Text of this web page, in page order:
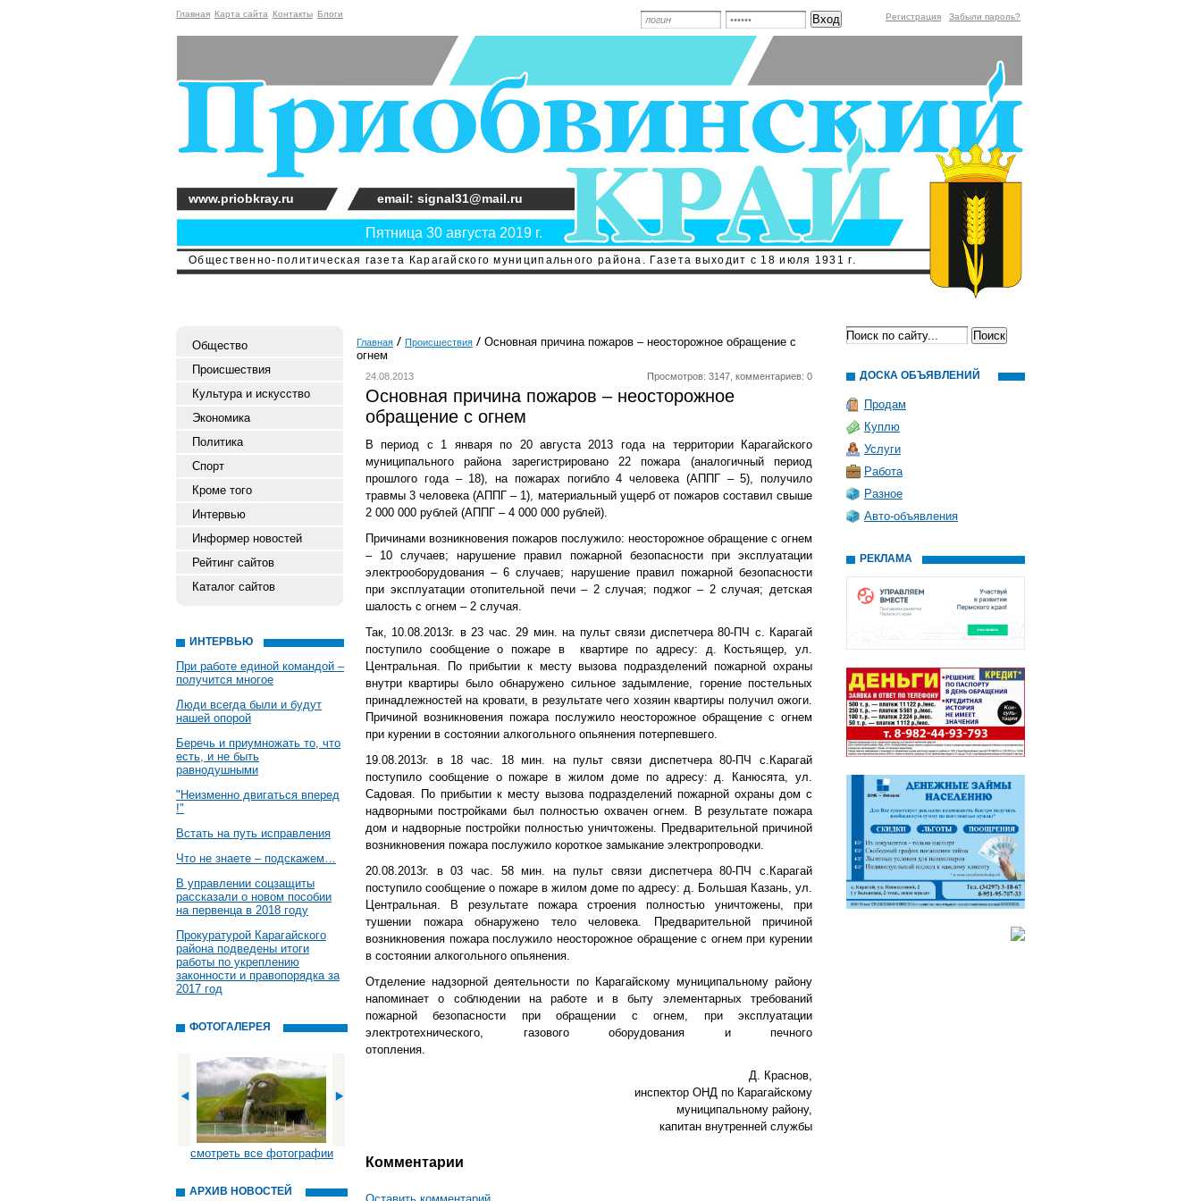
Главная Карта сайта Контакты Блоги Регистрация Забыли пароль?
Общественно-политическая газета Карагайского муниципального района. Газета выходит с 18 июля 1931 г.
Пятница 30 августа 2019 г.
www.priobkray.ru email: signal31@mail.ru
Общество
Происшествия
Культура и искусство
Экономика
Политика
Спорт
Кроме того
Интервью
Информер новостей
Рейтинг сайтов
Каталог сайтов
ИНТЕРВЬЮ
При работе единой командой –
получится многое
Люди всегда были и будут
нашей опорой
Беречь и приумножать то, что
есть, и не быть
равнодушными
"Неизменно двигаться вперед
!"
Встать на путь исправления
Что не знаете – подскажем…
В управлении соцзащиты
рассказали о новом пособии
на первенца в 2018 году
Прокуратурой Карагайского
района подведены итоги
работы по укреплению
законности и правопорядка за
2017 год
ФОТОГАЛЕРЕЯ
смотреть все фотографии
АРХИВ НОВОСТЕЙ
Главная Происшествия
Основная причина пожаров – неосторожное обращение с
огнем
24.08.2013 Просмотров: 3147, комментариев: 0
Основная причина пожаров – неосторожное
обращение с огнем
В период с 1 января по 20 августа 2013 года на территории Карагайского
муниципального района зарегистрировано 22 пожара (аналогичный период
прошлого года – 18), на пожарах погибло 4 человека (АППГ – 5), получило
травмы 3 человека (АППГ – 1), материальный ущерб от пожаров составил свыше
2 000 000 рублей (АППГ – 4 000 000 рублей).
Причинами возникновения пожаров послужило: неосторожное обращение с огнем
– 10 случаев; нарушение правил пожарной безопасности при эксплуатации
электрооборудования – 6 случаев; нарушение правил пожарной безопасности
при эксплуатации отопительной печи – 2 случая; поджог – 2 случая; детская
шалость с огнем – 2 случая.
Так, 10.08.2013г. в 23 час. 29 мин. на пульт связи диспетчера 80-ПЧ с. Карагай
поступило сообщение о пожаре в квартире по адресу: д. Костьящер, ул.
Центральная. По прибытии к месту вызова подразделений пожарной охраны
внутри квартиры было обнаружено сильное задымление, горение постельных
принадлежностей на кровати, в результате чего хозяин квартиры получил ожоги.
Причиной возникновения пожара послужило неосторожное обращение с огнем
при курении в состоянии алкогольного опьянения потерпевшего.
19.08.2013г. в 18 час. 18 мин. на пульт связи диспетчера 80-ПЧ с.Карагай
поступило сообщение о пожаре в жилом доме по адресу: д. Канюсята, ул.
Садовая. По прибытии к месту вызова подразделений пожарной охраны дом с
надворными постройками был полностью охвачен огнем. В результате пожара
дом и надворные постройки полностью уничтожены. Предварительной причиной
возникновения пожара послужило короткое замыкание электропроводки.
20.08.2013г. в 03 час. 58 мин. на пульт связи диспетчера 80-ПЧ с.Карагай
поступило сообщение о пожаре в жилом доме по адресу: д. Большая Казань, ул.
Центральная. В результате пожара строения полностью уничтожены, при
тушении пожара обнаружено тело человека. Предварительной причиной
возникновения пожара послужило неосторожное обращение с огнем при курении
в состоянии алкогольного опьянения.
Отделение надзорной деятельности по Карагайскому муниципальному району
напоминает о соблюдении на работе и в быту элементарных требований
пожарной безопасности при обращении с огнем, при эксплуатации
электротехнического, газового оборудования и печного
отопления.
Д. Краснов,
инспектор ОНД по Карагайскому
муниципальному району,
капитан внутренней службы
Комментарии
ДОСКА ОБЪЯВЛЕНИЙ
Продам
Куплю
Услуги
Работа
Разное
Авто-объявления
РЕКЛАМА